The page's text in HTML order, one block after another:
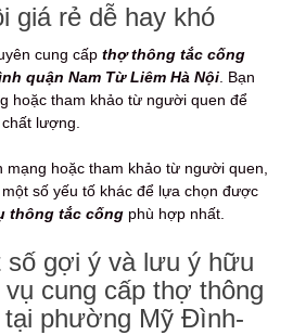
giá rẻ dễ hay khó
cung cấp thợ thông tắc cống
quận Nam Từ Liêm Hà Nội . Bạn
hoặc tham khảo từ người quen để
lượng.
mạng hoặc tham khảo từ người quen,
số yếu tố khác để lựa chọn được
thông tắc cống phù hợp nhất.
số gợi ý và lưu ý hữu
cung cấp thợ thông
tại phường Mỹ Đình-